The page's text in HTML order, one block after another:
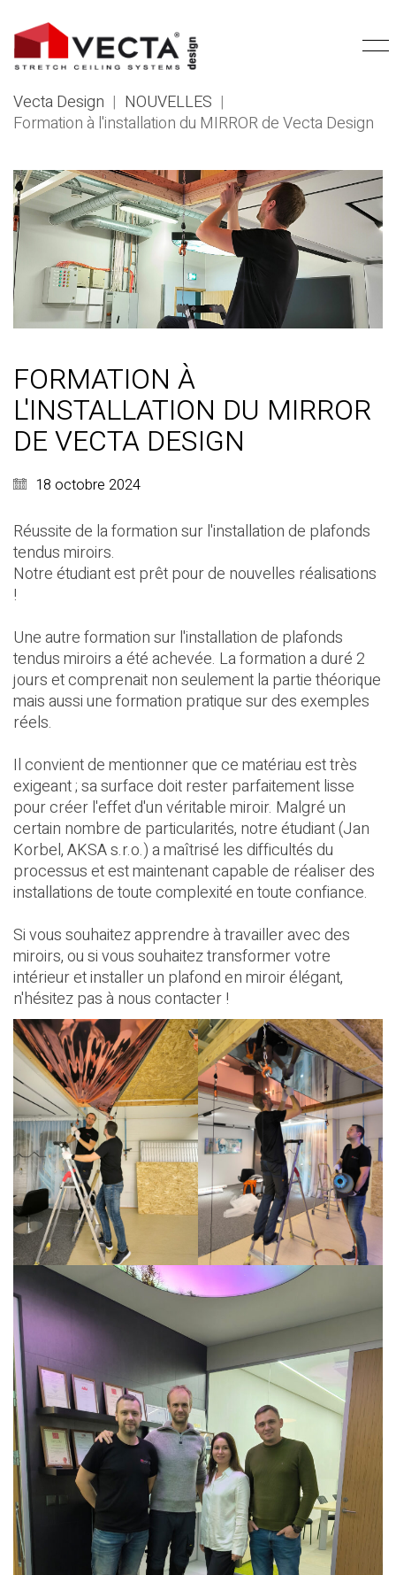
Vecta Design | NOUVELLES |
Formation à l'installation du MIRROR de Vecta Design
FORMATION À
L'INSTALLATION DU MIRROR
DE VECTA DESIGN
18 octobre 2024
Réussite de la formation sur l'installation de plafonds
tendus miroirs.
Notre étudiant est prêt pour de nouvelles réalisations
!
Une autre formation sur l'installation de plafonds
tendus miroirs a été achevée. La formation a duré 2
jours et comprenait non seulement la partie théorique
mais aussi une formation pratique sur des exemples
réels.
Il convient de mentionner que ce matériau est très
exigeant ; sa surface doit rester parfaitement lisse
pour créer l'effet d'un véritable miroir. Malgré un
certain nombre de particularités, notre étudiant (Jan
Korbel, AKSA s.r.o.) a maîtrisé les difficultés du
processus et est maintenant capable de réaliser des
installations de toute complexité en toute confiance.
Si vous souhaitez apprendre à travailler avec des
miroirs, ou si vous souhaitez transformer votre
intérieur et installer un plafond en miroir élégant,
n'hésitez pas à nous contacter !